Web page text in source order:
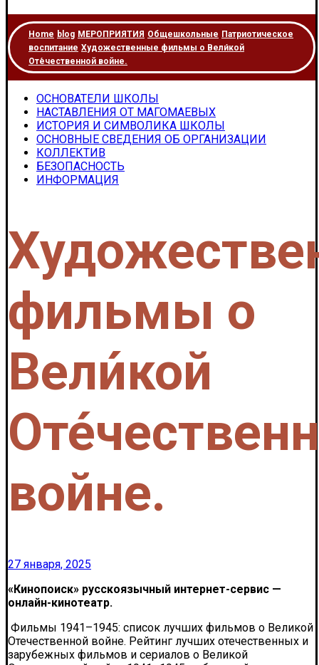
Home blog МЕРОПРИЯТИЯ Общешкольные Патриотическое
воспитание Художественные фильмы о Вели́кой
Оте́чественной войне.
ОСНОВАТЕЛИ ШКОЛЫ
НАСТАВЛЕНИЯ ОТ МАГОМАЕВЫХ
ИСТОРИЯ И СИМВОЛИКА ШКОЛЫ
ОСНОВНЫЕ СВЕДЕНИЯ ОБ ОРГАНИЗАЦИИ
КОЛЛЕКТИВ
БЕЗОПАСНОСТЬ
ИНФОРМАЦИЯ
фильмы о
Вели́кой
войне.
27 января, 2025
«Кинопоиск» русскоязычный интернет-сервис —
онлайн-кинотеатр.
Фильмы 1941–1945: список лучших фильмов о Великой
Отечественной войне. Рейтинг лучших отечественных и
зарубежных фильмов и сериалов о Великой